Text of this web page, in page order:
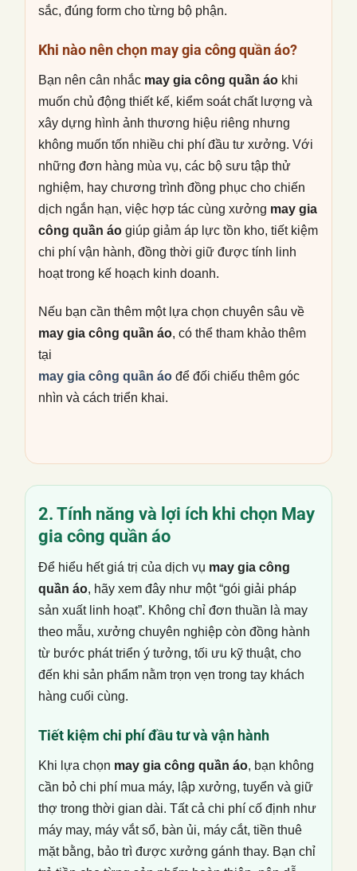
sắc, đúng form cho từng bộ phận.
Khi nào nên chọn may gia công quần áo?
Bạn nên cân nhắc may gia công quần áo khi
muốn chủ động thiết kế, kiểm soát chất lượng và
xây dựng hình ảnh thương hiệu riêng nhưng
không muốn tốn nhiều chi phí đầu tư xưởng. Với
những đơn hàng mùa vụ, các bộ sưu tập thử
nghiệm, hay chương trình đồng phục cho chiến
dịch ngắn hạn, việc hợp tác cùng xưởng may gia
công quần áo giúp giảm áp lực tồn kho, tiết kiệm
chi phí vận hành, đồng thời giữ được tính linh
hoạt trong kế hoạch kinh doanh.
Nếu bạn cần thêm một lựa chọn chuyên sâu về
may gia công quần áo, có thể tham khảo thêm
tại
may gia công quần áo để đối chiếu thêm góc
nhìn và cách triển khai.
2. Tính năng và lợi ích khi chọn May
gia công quần áo
Để hiểu hết giá trị của dịch vụ may gia công
quần áo, hãy xem đây như một “gói giải pháp
sản xuất linh hoạt”. Không chỉ đơn thuần là may
theo mẫu, xưởng chuyên nghiệp còn đồng hành
từ bước phát triển ý tưởng, tối ưu kỹ thuật, cho
đến khi sản phẩm nằm trọn vẹn trong tay khách
hàng cuối cùng.
Tiết kiệm chi phí đầu tư và vận hành
Khi lựa chọn may gia công quần áo, bạn không
cần bỏ chi phí mua máy, lập xưởng, tuyển và giữ
thợ trong thời gian dài. Tất cả chi phí cố định như
máy may, máy vắt sổ, bàn ủi, máy cắt, tiền thuê
mặt bằng, bảo trì được xưởng gánh thay. Bạn chỉ